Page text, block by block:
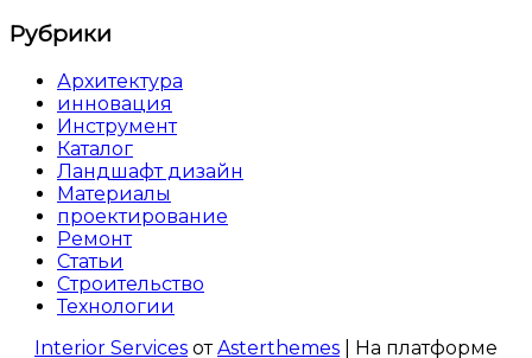
Рубрики
Архитектура
инновация
Инструмент
Каталог
Ландшафт дизайн
Материалы
проектирование
Ремонт
Статьи
Строительство
Технологии
Interior Services отAsterthemes | На платформе